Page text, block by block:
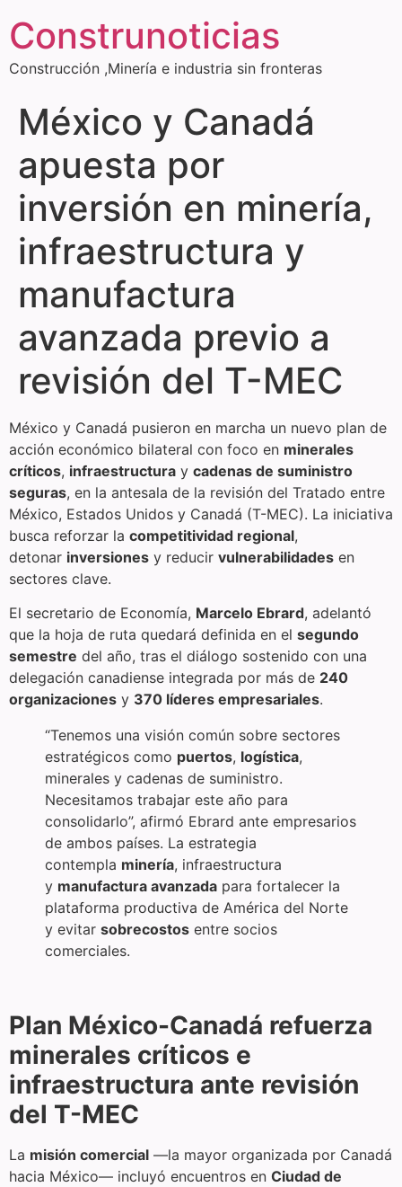
Construnoticias
Construcción ,Minería e industria sin fronteras
México y Canadá
apuesta por
inversión en minería,
infraestructura y
manufactura
avanzada previo a
revisión del T-MEC
México y Canadá pusieron en marcha un nuevo plan de
acción económico bilateral con foco en minerales
críticos, infraestructura y cadenas de suministro
seguras, en la antesala de la revisión del Tratado entre
México, Estados Unidos y Canadá (T-MEC). La iniciativa
busca reforzar la competitividad regional,
detonar inversiones y reducir vulnerabilidades en
sectores clave.
El secretario de Economía, Marcelo Ebrard, adelantó
que la hoja de ruta quedará definida en el segundo
semestre del año, tras el diálogo sostenido con una
delegación canadiense integrada por más de 240
organizaciones y 370 líderes empresariales.
“Tenemos una visión común sobre sectores
estratégicos como puertos, logística,
minerales y cadenas de suministro.
Necesitamos trabajar este año para
consolidarlo”, afirmó Ebrard ante empresarios
de ambos países. La estrategia
contempla minería, infraestructura
y manufactura avanzada para fortalecer la
plataforma productiva de América del Norte
y evitar sobrecostos entre socios
comerciales.
Plan México-Canadá refuerza
minerales críticos e
infraestructura ante revisión
del T-MEC
La misión comercial —la mayor organizada por Canadá
hacia México— incluyó encuentros en Ciudad de